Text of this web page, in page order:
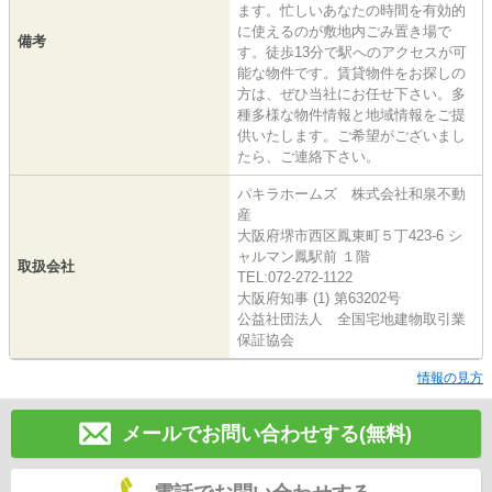
備考
ます。忙しいあなたの時間を有効的
に使えるのが敷地内ごみ置き場で
す。徒歩13分で駅へのアクセスが可
能な物件です。賃貸物件をお探しの
方は、ぜひ当社にお任せ下さい。多
種多様な物件情報と地域情報をご提
供いたします。ご希望がございまし
たら、ご連絡下さい。
取扱会社
パキラホームズ 株式会社和泉不動
産
大阪府堺市西区鳳東町５丁423-6 シ
ャルマン鳳駅前 １階
TEL:072-272-1122
大阪府知事 (1) 第63202号
公益社団法人 全国宅地建物取引業
保証協会
情報の見方
メールでお問い合わせする(無料)